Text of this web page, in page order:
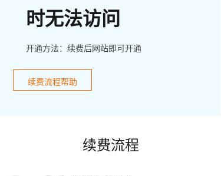
时无法访问
开通方法：续费后网站即可开通
续费流程帮助
续费流程